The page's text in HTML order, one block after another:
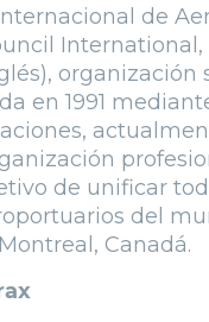
de
International,
organización
en 1991
de unificar
del
Canadá.